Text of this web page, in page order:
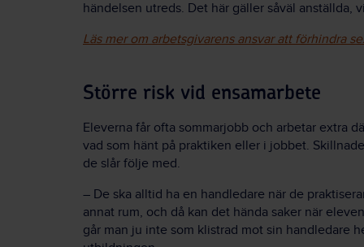
händelsen utreds. Det här gäller såväl anställda,
Läs mer om arbetsgivarens ansvar att förhindra
Större risk vid ensamarbete
Eleverna får ofta sommarjobb och arbetar extra
vad som hänt på praktiken eller i jobbet.
de slår följe med.
– De ska alltid ha en handledare när de
annat rum, och då kan det hända saker när
går man ju inte som klistrad mot sin handledare